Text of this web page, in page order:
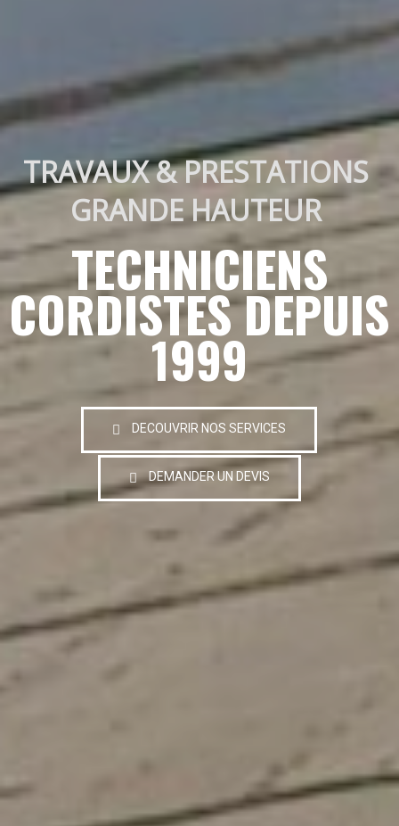
TRAVAUX & PRESTATIONS
GRANDE HAUTEUR
TECHNICIENS
CORDISTES DEPUIS
1999
DECOUVRIR NOS SERVICES
DEMANDER UN DEVIS